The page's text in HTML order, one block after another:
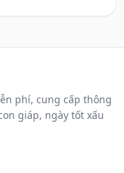
phí, cung cấp thông
giáp, ngày tốt xấu